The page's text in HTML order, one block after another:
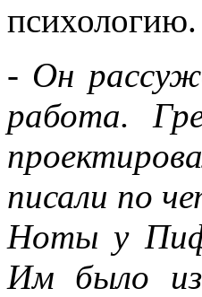
- Он
работа.
писали по
Ноты у
Им было